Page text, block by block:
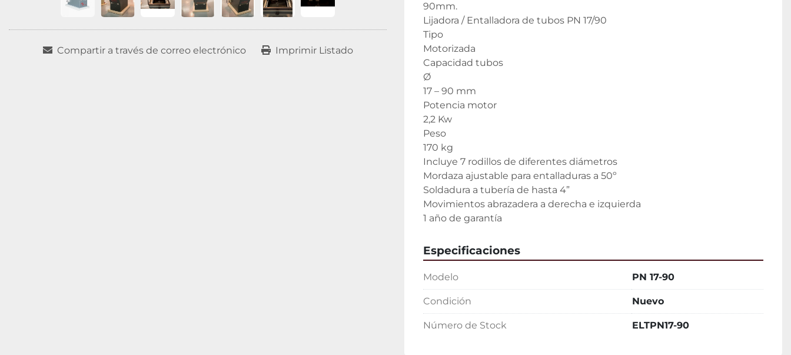
Compartir a través de correo electrónico Imprimir Listado
90mm.
Lijadora / Entalladora de tubos PN 17/90
Tipo
Motorizada
Capacidad tubos
Ø
17 – 90 mm
Potencia motor
2,2 Kw
Peso
170 kg
Incluye 7 rodillos de diferentes diámetros
Mordaza ajustable para entalladuras a 50º
Soldadura a tubería de hasta 4”
Movimientos abrazadera a derecha e izquierda
1 año de garantía
Especificaciones
Modelo PN 17-90
Condición Nuevo
Número de Stock ELTPN17-90